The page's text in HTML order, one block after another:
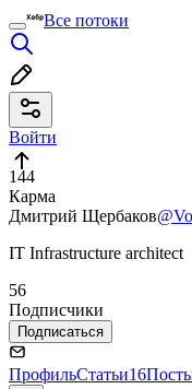
Все потоки
Войти
144
Карма
Дмитрий Щербаков
IT Infrastructure architect
56
Подписчики
Подписаться
ПрофильСтатьи16